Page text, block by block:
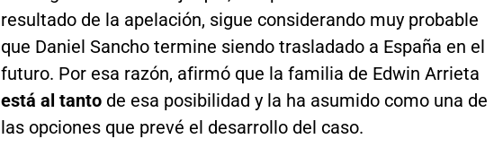
resultado de la apelación, sigue considerando muy probable
que Daniel Sancho termine siendo trasladado a España en el
futuro. Por esa razón, afirmó que la familia de Edwin Arrieta
está al tantode esa posibilidad y la ha asumido como una de
las opciones que prevé el desarrollo del caso.